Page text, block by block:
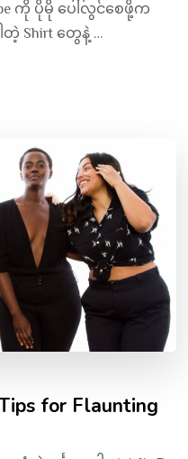
ကို ပိုမို ပေါ်လွင်စေဖို့က
တဲ့ Shirt တွေနဲ့ …
for Flaunting